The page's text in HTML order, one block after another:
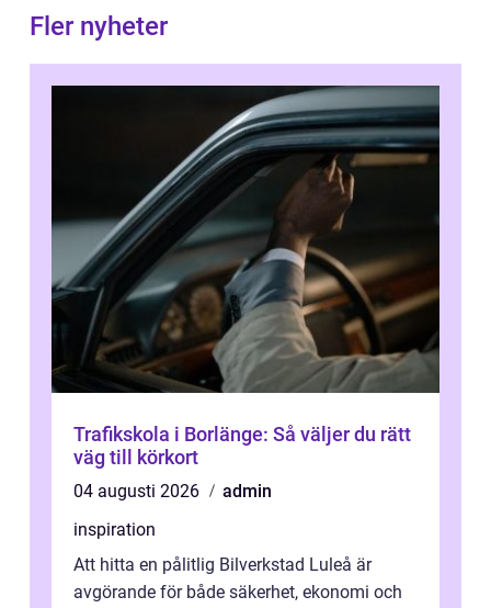
Fler nyheter
Trafikskola i Borlänge: Så väljer du rätt
väg till körkort
04 augusti 2026
admin
inspiration
Att hitta en pålitlig Bilverkstad Luleå är
avgörande för både säkerhet, ekonomi och